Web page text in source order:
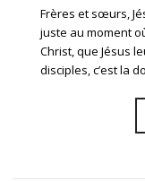
Frères et sœurs,
juste au moment
Christ, que Jésus
disciples, c’est la